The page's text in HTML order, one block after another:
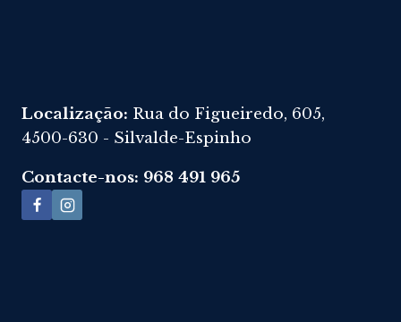
Localização: Rua do Figueiredo, 605,
4500-630 - Silvalde-Espinho
Contacte-nos: 968 491 965